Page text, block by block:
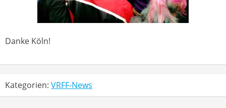
Danke Köln!
Kategorien: VRFF-News